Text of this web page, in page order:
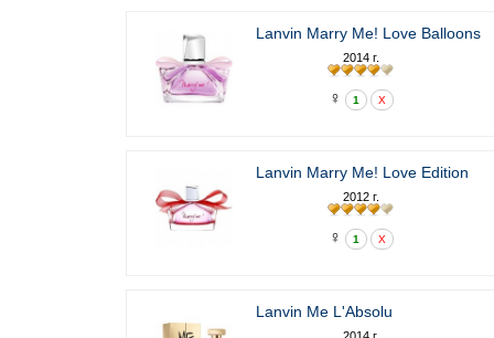
Lanvin Marry Me! Love Balloons
2014 г.
♀ 1 X
Lanvin Marry Me! Love Edition
2012 г.
♀ 1 X
Lanvin Me L'Absolu